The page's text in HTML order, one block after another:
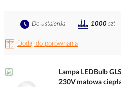
Dodaj do porównania
Do ustalenia 1000 szt
Lampa LEDBulb
230V matowa